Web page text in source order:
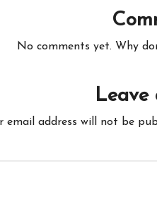
No comments yet. Why
Leave
email address will not be